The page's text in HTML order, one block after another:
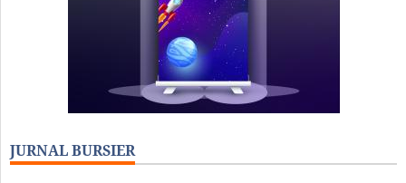
JURNAL BURSIER